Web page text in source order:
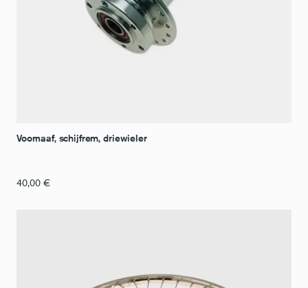
Voornaaf, schijfrem, driewieler
40,00 €